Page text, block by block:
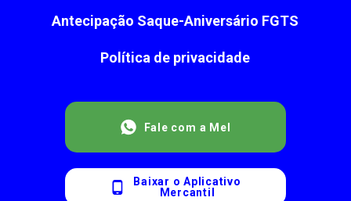
Antecipação Saque-Aniversário FGTS
Política de privacidade
Fale com a Mel
Baixar o Aplicativo
Mercantil